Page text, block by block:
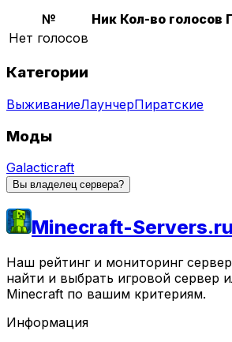
№ Ник Кол-во голосов
Нет голосов
Категории
ВыживаниеЛаунчерПиратские
Моды
Galacticraft
Вы владелец сервера?
Minecraft-Servers.ru
Наш рейтинг и мониторинг
найти и выбрать игровой сервер
Minecraft по вашим критериям.
Информация